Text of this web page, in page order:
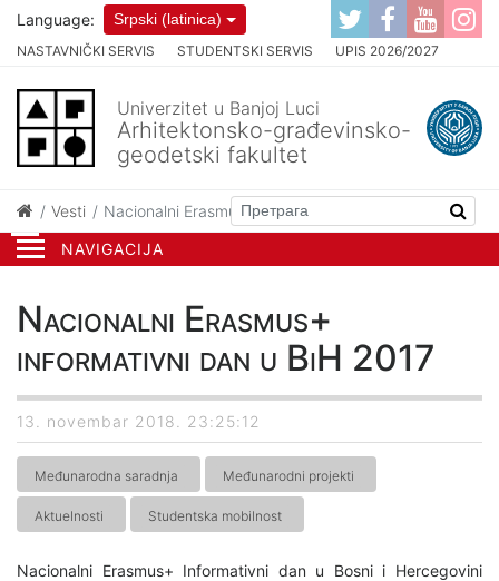
NAVIGACIJA
NASTAVNIČKI SERVIS STUDENTSKI SERVIS UPIS 2026/2027
Language: Srpski (latinica)
Univerzitet u Banjoj Luci
Arhitektonsko-građevinsko-
geodetski fakultet
Vesti Nacionalni Erasmus+ informativni dan u BiH 2017
Nacionalni Erasmus+
informativni dan u BiH 2017
13. novembar 2018. 23:25:12
Međunarodna saradnja Međunarodni projekti
Aktuelnosti Studentska mobilnost
Nacionalni Erasmus+ Informativni dan u Bosni i Hercegovini